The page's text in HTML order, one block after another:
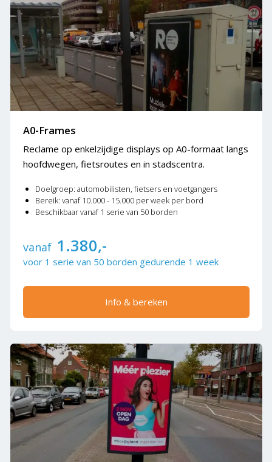
A0-Frames
Reclame op enkelzijdige displays op A0-formaat langs
hoofdwegen, fietsroutes en in stadscentra.
Doelgroep: automobilisten, fietsers en voetgangers
Bereik: vanaf 10.000 - 15.000 per week per bord
Beschikbaar vanaf 1 serie van 50 borden
vanaf 1.380,-
voor 1 serie van 50 borden gedurende 1 week
Info & bereken